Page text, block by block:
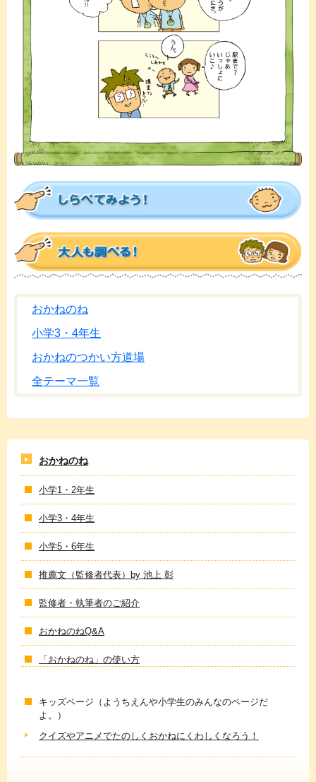
おかねのね
小学3・4年生
おかねのつかい方道場
全テーマ一覧
おかねのね
小学1・2年生
小学3・4年生
小学5・6年生
推薦文（監修者代表）by 池上 彰
監修者・執筆者のご紹介
おかねのねQ&A
「おかねのね」の使い方
キッズページ（ようちえんや小学生のみんなのページだ
よ。）
クイズやアニメでたのしくおかねにくわしくなろう！